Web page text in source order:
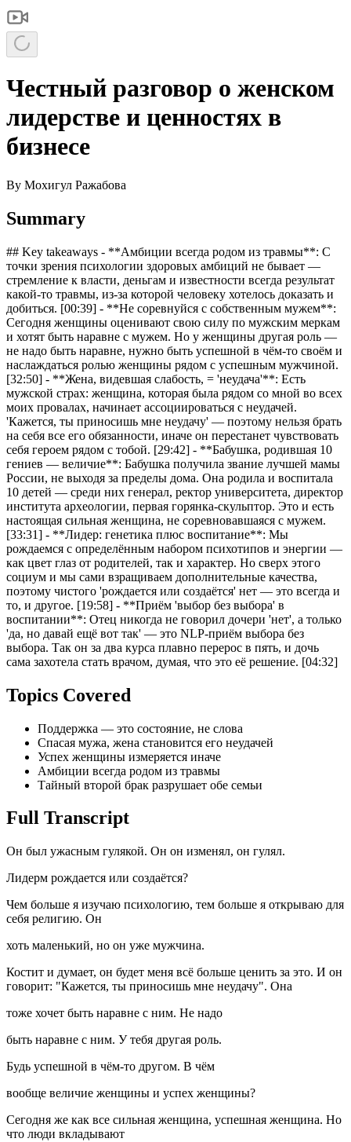
Честный разговор о женском
лидерстве и ценностях в
бизнесе
By Мохигул Ражабова
Summary
## Key takeaways - **Амбиции всегда родом из травмы**: С
точки зрения психологии здоровых амбиций не бывает —
стремление к власти, деньгам и известности всегда результат
какой-то травмы, из-за которой человеку хотелось доказать и
добиться. [00:39] - **Не соревнуйся с собственным мужем**:
Сегодня женщины оценивают свою силу по мужским меркам
и хотят быть наравне с мужем. Но у женщины другая роль —
не надо быть наравне, нужно быть успешной в чём-то своём и
наслаждаться ролью женщины рядом с успешным мужчиной.
[32:50] - **Жена, видевшая слабость, = 'неудача'**: Есть
мужской страх: женщина, которая была рядом со мной во всех
моих провалах, начинает ассоциироваться с неудачей.
'Кажется, ты приносишь мне неудачу' — поэтому нельзя брать
на себя все его обязанности, иначе он перестанет чувствовать
себя героем рядом с тобой. [29:42] - **Бабушка, родившая 10
гениев — величие**: Бабушка получила звание лучшей мамы
России, не выходя за пределы дома. Она родила и воспитала
10 детей — среди них генерал, ректор университета, директор
института археологии, первая горянка-скульптор. Это и есть
настоящая сильная женщина, не соревновавшаяся с мужем.
[33:31] - **Лидер: генетика плюс воспитание**: Мы
рождаемся с определённым набором психотипов и энергии —
как цвет глаз от родителей, так и характер. Но сверх этого
социум и мы сами взращиваем дополнительные качества,
поэтому чистого 'рождается или создаётся' нет — это всегда и
то, и другое. [19:58] - **Приём 'выбор без выбора' в
воспитании**: Отец никогда не говорил дочери 'нет', а только
'да, но давай ещё вот так' — это NLP-приём выбора без
выбора. Так он за два курса плавно перерос в пять, и дочь
сама захотела стать врачом, думая, что это её решение. [04:32]
Topics Covered
Поддержка — это состояние, не слова
Спасая мужа, жена становится его неудачей
Успех женщины измеряется иначе
Амбиции всегда родом из травмы
Тайный второй брак разрушает обе семьи
Full Transcript
Он был ужасным гулякой. Он он изменял, он гулял.
Лидерм рождается или создаётся?
Чем больше я изучаю психологию, тем больше я открываю для
себя религию. Он
хоть маленький, но он уже мужчина.
Костит и думает, он будет меня всё больше ценить за это. И он
говорит: "Кажется, ты приносишь мне неудачу". Она
тоже хочет быть наравне с ним. Не надо
быть наравне с ним. У тебя другая роль.
Будь успешной в чём-то другом. В чём
вообще величие женщины и успех женщины?
Сегодня же как все сильная женщина, успешная женщина. Но
что люди вкладывают